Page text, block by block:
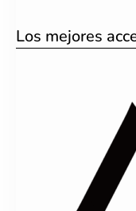
Los mejores